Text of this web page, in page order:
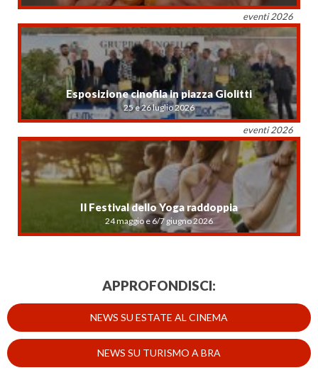
eventi 2026
Esposizione cinofila in piazza Giolitti
25 e 26 luglio 2026
eventi 2026
Il Festival dello Yoga raddoppia
24 maggio e 6/7 giugno 2026
APPROFONDISCI:
NEWS SU ESTATE AL CINEMA
NEWS SU TURISMO A BRA